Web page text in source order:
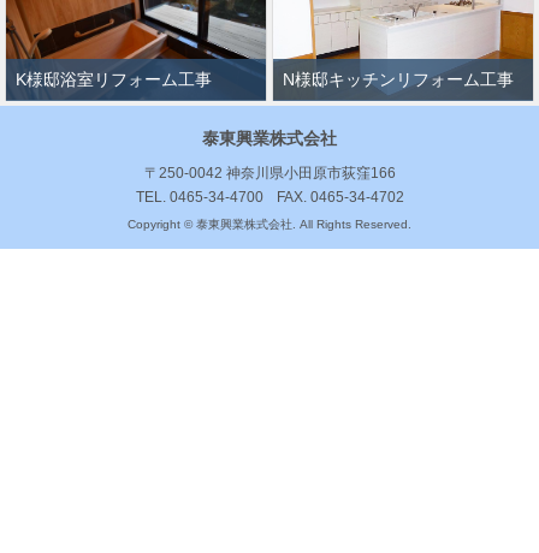
K様邸浴室リフォーム工事 N様邸キッチンリフォーム工事
泰東興業株式会社
〒250-0042 神奈川県小田原市荻窪166
TEL. 0465-34-4700
FAX. 0465-34-4702
Copyright © 泰東興業株式会社. All Rights Reserved.